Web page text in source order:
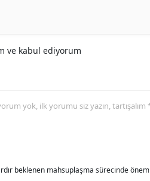
Kayseri
Kırşehir
Kütahya
ve kabul ediyorum
yok, ilk yorumu siz yazın, tartışalım
beklenen mahsuplaşma sürecinde